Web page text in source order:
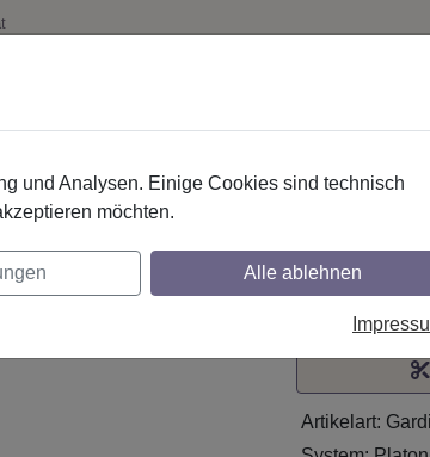
520 cm Edelst.-O.
Artikelart:
und Analysen. Einige Cookies sind technisch
möchten.
Alle ablehnen